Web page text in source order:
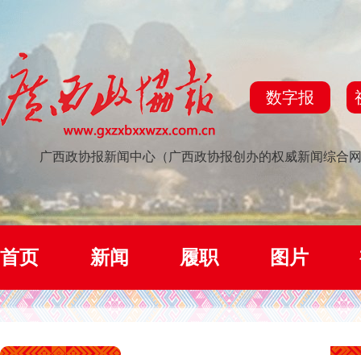
数字报
广西政协报新闻中心（广西政协报创办的权威新闻综合
首页 新闻 履职 图片